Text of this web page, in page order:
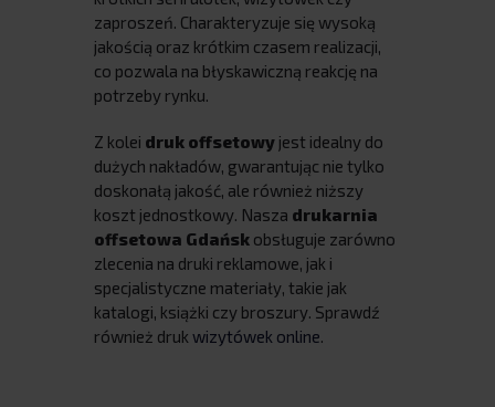
zaproszeń. Charakteryzuje się wysoką
jakością oraz krótkim czasem realizacji,
co pozwala na błyskawiczną reakcję na
potrzeby rynku.
Z kolei druk offsetowy jest idealny do
dużych nakładów, gwarantując nie tylko
doskonałą jakość, ale również niższy
koszt jednostkowy. Nasza drukarnia
offsetowa Gdańsk obsługuje zarówno
zlecenia na druki reklamowe, jak i
specjalistyczne materiały, takie jak
katalogi, książki czy broszury. Sprawdź
również druk wizytówek online.